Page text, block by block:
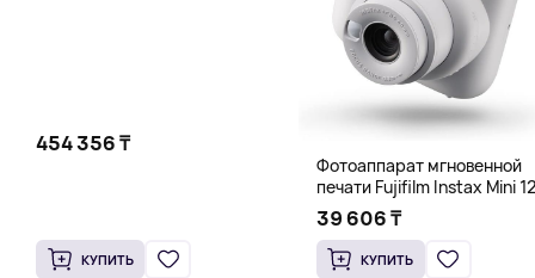
454 356 ₸
КУПИТЬ
Фотоаппарат мгновенной
печати Fujifilm Instax Mini
белый
39 606 ₸
КУПИТЬ